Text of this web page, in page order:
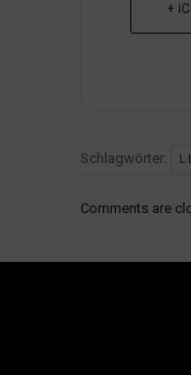
+
Schlagwörter:
Comments are